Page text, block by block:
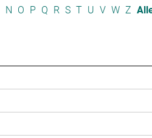
N O P Q R S T U V W Z